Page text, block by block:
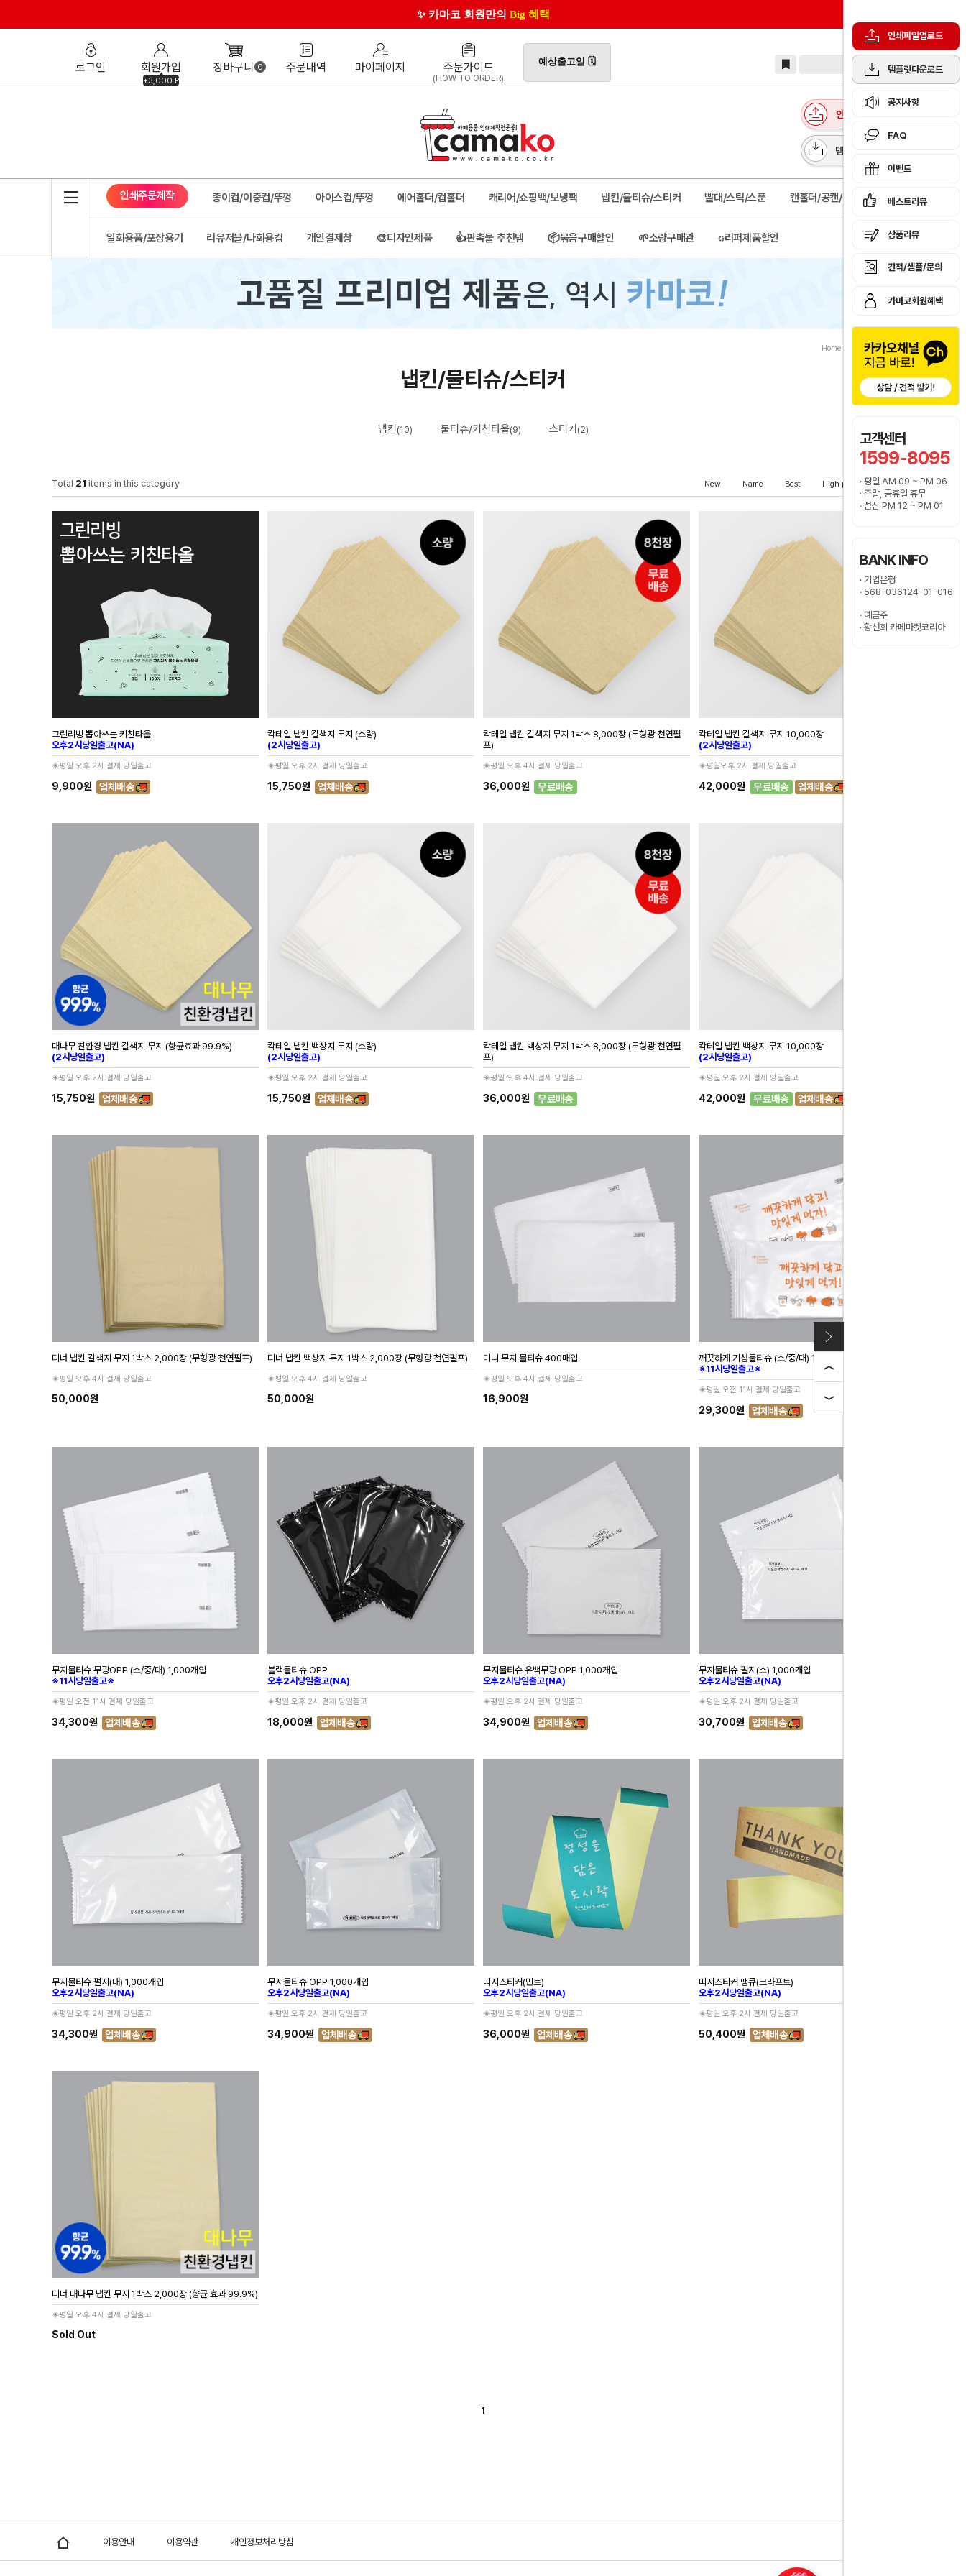
인쇄파일업로드
템플릿다운로드
공지사항
FAQ
이벤트
베스트리뷰
상품리뷰
견적/샘플/문의
카마코회원혜택
고객센터
1599-8095
· 평일 AM 09 ~ PM 06
· 주말, 공휴일 휴무
· 점심 PM 12 ~ PM 01
BANK INFO
· 기업은행
· 568-036124-01-016
· 예금주
· 황선희 카페마켓코리아
😊 카톡으로 더 빠른 견적 확인!
로그인 회원가입
+3,000 P
장바구니 0 주문내역 마이페이지 주문가이드
(HOW TO ORDER)
예상출고일 🗓️
인쇄주문제작 종이컵/이중컵/뚜껑 아이스컵/뚜껑 에어홀더/컵홀더 캐리어/쇼핑백/보냉팩 냅킨/물티슈/스티커 빨대/스틱/스푼 캔홀더/공캔/물병보틀
일회용품/포장용기 리유저블/다회용컵 개인결제창 🎨디자인제품 👍판촉물 추천템 📦묶음구매할인 🌱소량구매관 ♻️리퍼제품할인
Home 냅킨/물티슈/스티커
냅킨/물티슈/스티커
냅킨(10) 물티슈/키친타올(9) 스티커 (2)
Total 21 items in this category New Name Best High price Low price
그린리빙 뽑아쓰는 키친타올
오후2시당일출고(NA)
◈평일 오후 2시 결제 당일출고
9,900원
칵테일 냅킨 갈색지 무지 (소량)
(2시당일출고)
◈평일 오후 2시 결제 당일출고
15,750원
칵테일 냅킨 갈색지 무지 1박스 8,000장 (무형광 천연펄
프)
◈평일 오후 4시 결제 당일출고
36,000원
칵테일 냅킨 갈색지 무지 10,000장
(2시당일출고)
◈평일오후 2시 결제 당일출고
42,000원
대나무 친환경 냅킨 갈색지 무지 (향균효과 99.9%)
(2시당일출고)
◈평일 오후 2시 결제 당일출고
15,750원
칵테일 냅킨 백상지 무지 (소량)
(2시당일출고)
◈평일 오후 2시 결제 당일출고
15,750원
칵테일 냅킨 백상지 무지 1박스 8,000장 (무형광 천연펄
프)
◈평일 오후 4시 결제 당일출고
36,000원
칵테일 냅킨 백상지 무지 10,000장
(2시당일출고)
◈평일 오후 2시 결제 당일출고
42,000원
디너 냅킨 갈색지 무지 1박스 2,000장 (무형광 천연펄프)
◈평일 오후 4시 결제 당일출고
50,000원
디너 냅킨 백상지 무지 1박스 2,000장 (무형광 천연펄프)
◈평일 오후 4시 결제 당일출고
50,000원
미니 무지 물티슈 400매입
◈평일 오후 4시 결제 당일출고
16,900원
깨끗하게 기성물티슈 (소/중/대) 1,000개입
※11시당일출고※
◈평일 오전 11시 결제 당일출고
29,300원
무지물티슈 무광OPP (소/중/대) 1,000개입
※11시당일출고※
◈평일 오전 11시 결제 당일출고
34,300원
블랙물티슈 OPP
오후2시당일출고(NA)
◈평일 오후 2시 결제 당일출고
18,000원
무지물티슈 유백무광 OPP 1,000개입
오후2시당일출고(NA)
◈평일 오후 2시 결제 당일출고
34,900원
무지물티슈 펄지(소) 1,000개입
오후2시당일출고(NA)
◈평일 오후 2시 결제 당일출고
30,700원
무지물티슈 펄지(대) 1,000개입
오후2시당일출고(NA)
◈평일 오후 2시 결제 당일출고
34,300원
무지물티슈 OPP 1,000개입
오후2시당일출고(NA)
◈평일 오후 2시 결제 당일출고
34,900원
띠지스티커(민트)
오후2시당일출고(NA)
◈평일 오후 2시 결제 당일출고
36,000원
띠지스티커 땡큐(크라프트)
오후2시당일출고(NA)
◈평일 오후 2시 결제 당일출고
50,400원
디너 대나무 냅킨 무지 1박스 2,000장 (향균 효과 99.9%)
◈평일 오후 4시 결제 당일출고
Sold Out
1
이용안내 이용약관 개인정보처리방침